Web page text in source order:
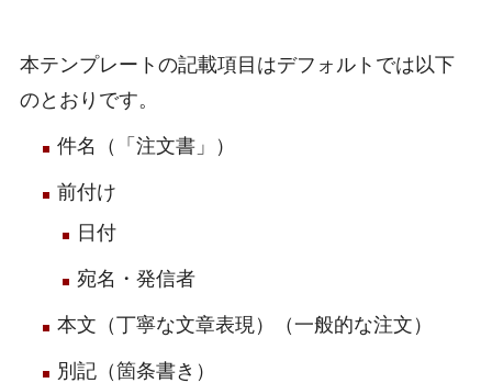
本テンプレートの記載項目はデフォルトでは以下
のとおりです。
件名（「注文書」）
前付け
日付
宛名・発信者
本文（丁寧な文章表現）（一般的な注文）
別記（箇条書き）